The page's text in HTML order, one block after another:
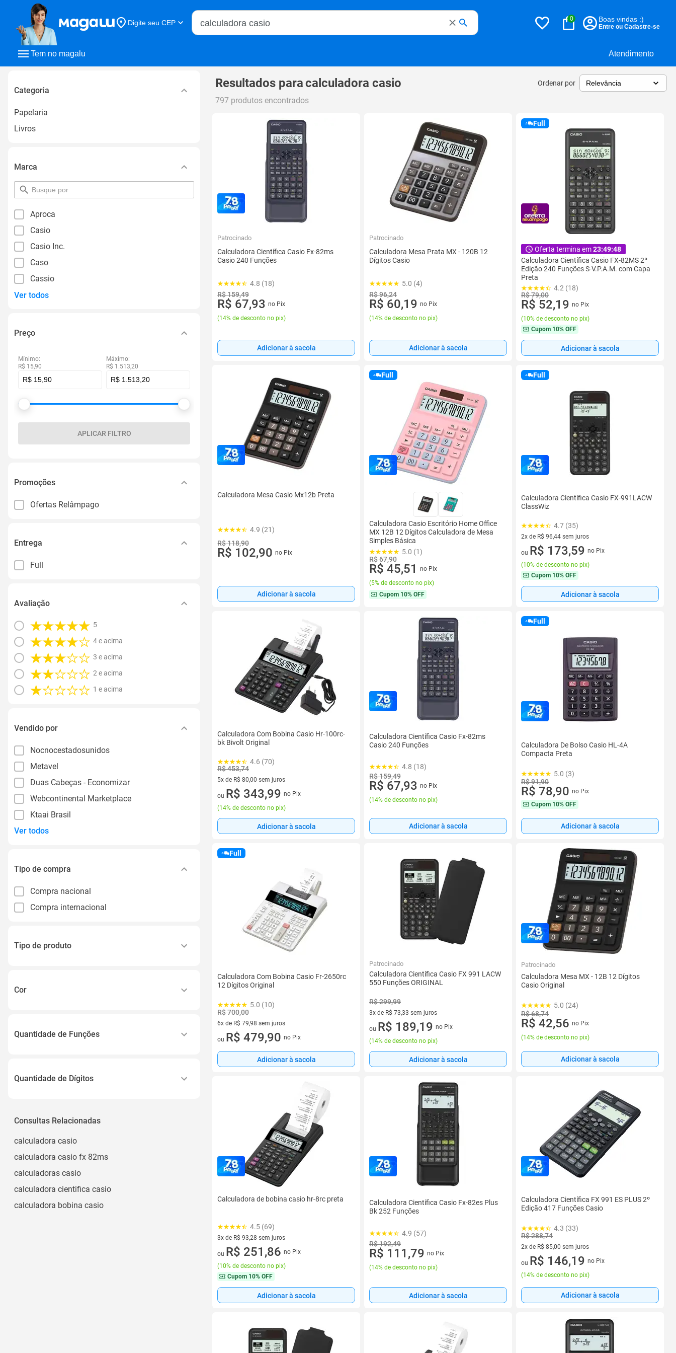
Tem no magalu Atendimento
Digite seu CEP
Buscar no Magalu
0 Boas vindas :)
Entre ou Cadastre-se
Categoria
Papelaria
Livros
Marca
pesquisar
por
Aproca
Casio
Casio Inc.
Caso
Cassio
Ver todos
Preço
Mínimo:
R$ 15,90
Máximo:
R$ 1.513,20
APLICAR FILTRO
Promoções
Ofertas Relâmpago
Entrega
Full
Avaliação
5
4 e acima
3 e acima
2 e acima
1 e acima
Vendido por
Nocnocestadosunidos
Metavel
Duas Cabeças - Economizar
Webcontinental Marketplace
Ktaai Brasil
Ver todos
Tipo de compra
Compra nacional
Compra internacional
Tipo de produto
Rolete para Calculadora
Cor
Verde
Quantidade de Funções
Quantidade de Dígitos
8 Dígitos
Consultas Relacionadas
calculadora casio
calculadora casio fx 82ms
calculadoras casio
calculadora cientifica casio
calculadora bobina casio
Resultados paracalculadora casio Ordenar por
797 produtos encontrados
Patrocinado
Calculadora Científica Casio Fx-82ms
Casio 240 Funções
4.8 (18)
R$ 159,49
R$ 67,93 no Pix
(14% de desconto no pix)
Adicionar à sacola
Patrocinado
Calculadora Mesa Prata MX - 120B 12
Dígitos Casio
5.0 (4)
R$ 96,24
R$ 60,19 no Pix
(14% de desconto no pix)
Adicionar à sacola
Full
Oferta termina em23:49:46
Calculadora Científica Casio FX-82MS 2ª
Edição 240 Funções S-V.P.A.M. com Capa
Preta
4.2 (18)
R$ 79,00
R$ 52,19 no Pix
(10% de desconto no pix)
Cupom 10% OFF
Adicionar à sacola
Calculadora Mesa Casio Mx12b Preta
4.9 (21)
R$ 118,90
R$ 102,90 no Pix
Adicionar à sacola
Full
Calculadora Casio Escritório Home Office
MX 12B 12 Dígitos Calculadora de Mesa
Simples Básica
5.0 (1)
R$ 67,90
R$ 45,51
no Pix
(5% de desconto no pix)
Cupom 10% OFF
Full
Calculadora Cientifica Casio FX-991LACW
ClassWiz
4.7 (35)
2x de R$ 96,44 sem juros
2 vez de R$ 96,44 sem juros
ou R$ 173,59 no Pix
(10% de desconto no pix)
Cupom 10% OFF
Adicionar à sacola
Calculadora Com Bobina Casio Hr-100rc-
bk Bivolt Original
4.6 (70)
R$ 453,74
5x de R$ 80,00 sem juros
5 vez de R$ 80,00 sem juros
ou R$ 343,99 no Pix
(14% de desconto no pix)
Adicionar à sacola
Calculadora Científica Casio Fx-82ms
Casio 240 Funções
4.8 (18)
R$ 159,49
R$ 67,93 no Pix
(14% de desconto no pix)
Adicionar à sacola
Full
Calculadora De Bolso Casio HL-4A
Compacta Preta
5.0 (3)
R$ 91,90
R$ 78,90 no Pix
Cupom 10% OFF
Adicionar à sacola
Full
Calculadora Com Bobina Casio Fr-2650rc
12 Dígitos Original
5.0 (10)
R$ 700,00
6x de R$ 79,98 sem juros
6 vez de R$ 79,98 sem juros
ou R$ 479,90 no Pix
Adicionar à sacola
Patrocinado
Calculadora Científica Casio FX 991 LACW
550 Funções ORIGINAL
R$ 299,99
3x de R$ 73,33 sem juros
3 vez de R$ 73,33 sem juros
ou R$ 189,19 no Pix
(14% de desconto no pix)
Adicionar à sacola
Patrocinado
Calculadora Mesa MX - 12B 12 Dígitos
Casio Original
5.0 (24)
R$ 68,74
R$ 42,56 no Pix
(14% de desconto no pix)
Adicionar à sacola
Calculadora de bobina casio hr-8rc preta
4.5 (69)
3x de R$ 93,28 sem juros
3 vez de R$ 93,28 sem juros
ou R$ 251,86 no Pix
(10% de desconto no pix)
Cupom 10% OFF
Adicionar à sacola
Calculadora Científica Casio Fx-82es Plus
Bk 252 Funções
4.9 (57)
R$ 192,49
R$ 111,79 no Pix
(14% de desconto no pix)
Adicionar à sacola
Calculadora Científica FX 991 ES PLUS 2º
Edição 417 Funções Casio
4.3 (33)
R$ 288,74
2x de R$ 85,00 sem juros
2 vez de R$ 85,00 sem juros
ou R$ 146,19 no Pix
(14% de desconto no pix)
Adicionar à sacola